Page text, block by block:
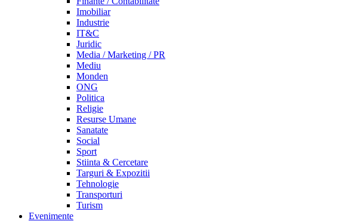
Imobiliar
Industrie
IT&C
Juridic
Media / Marketing / PR
Mediu
Monden
ONG
Politica
Religie
Resurse Umane
Sanatate
Social
Sport
Stiinta & Cercetare
Targuri & Expozitii
Tehnologie
Transporturi
Turism
Evenimente